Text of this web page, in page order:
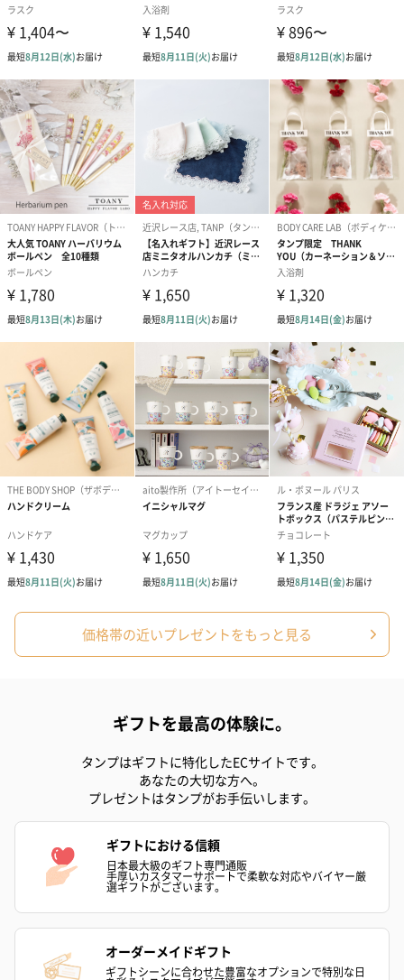
プリザーブドフラワー
ブーケ（ピンク）
（2,580円）
プリザーブドフラワー
ブーケ（ブルー）
（2,580円）
ク）（1,500円
ぬいぐるみ
愛らしいぬいぐるみを同梱してお届けします。
誕生日・記念日・出産祝いなどのシーンにおすすめです。
フラワーテディベア
（2,390円）
テディベア（バニラ）
（1,760円）
テディベア（
ル）（1,760円
紅茶・コーヒー・スイーツ
紅茶・コーヒー・スイーツを同梱してお届けいたします。ギフト
への＋αにおすすめです。
スイーツ
スイーツを同梱してお届けいたします。ギフトへの＋αにおすすめ
です。
価格帯の近いプレゼントをもっと見る
ギフトを最高の体験に。
タンプはギフトに特化したECサイトです。
あなたの大切な方へ。
プレゼントはタンプがお手伝いします。
ギフトにおける信頼
日本最大級のギフト専門通販
手厚いカスタマーサポートで柔軟な対応やバイヤー厳
選ギフトがございます。
オーダーメイドギフト
ギフトシーンに合わせた豊富なオプションで特別な日